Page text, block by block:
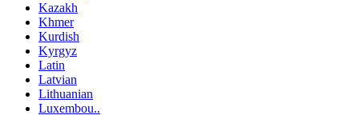
Kazakh
Khmer
Kurdish
Kyrgyz
Latin
Latvian
Lithuanian
Luxembou..